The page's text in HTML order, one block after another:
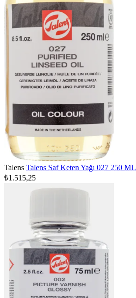
Talens Talens Saf Keten Yağı 027 250 ML
₺1.515,25